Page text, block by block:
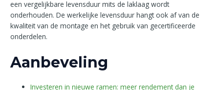
een vergelijkbare levensduur mits de laklaag wordt
onderhouden. De werkelijke levensduur hangt ook af van de
kwaliteit van de montage en het gebruik van gecertificeerde
onderdelen.
Aanbeveling
Investeren in nieuwe ramen: meer rendement dan je